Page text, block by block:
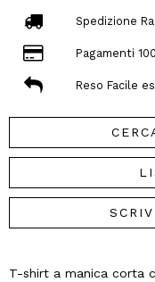
Spedizione
Pagamenti
Reso Facile
T-shirt a manica corta